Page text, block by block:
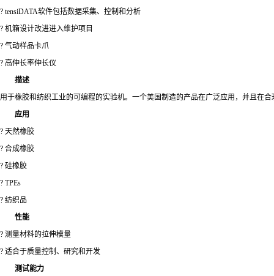
? tensiDATA软件包括数据采集、控制和分析
? 机箱设计改进进入维护项目
? 气动样品卡爪
? 高伸长率伸长仪
描述
用于橡胶和纺织工业的可编程的实验机。一个美国制造的产品在广泛应用，并且在
应用
? 天然橡胶
? 合成橡胶
? 硅橡胶
? TPEs
? 纺织品
性能
? 测量材料的拉伸模量
? 适合于质量控制、研究和开发
测试能力